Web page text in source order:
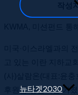
뉴타겟2030
작성
후원금 전달식을 가졌